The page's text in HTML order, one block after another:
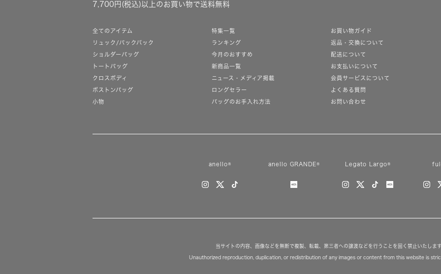
7,700円(税込)以上のお買い物で送料無料
全てのアイテム
リュック/バックパック
ショルダーバッグ
トートバッグ
クロスボディ
ボストンバッグ
小物
特集一覧
ランキング
今月のおすすめ
新商品一覧
ニュース・メディア掲載
ロングセラー
バッグのお手入れ方法
お買い物ガイド
返品・交換について
配送について
お支払いについて
会員サービスについて
よくある質問
お問い合わせ
anello® anello GRANDE® Legato Largo®
当サイトの内容、画像などを無断で複製、転載、第三者への譲渡などを行うことを固く禁止いたします
Unauthorized reproduction, duplication, or redistribution of any images or content from this website is